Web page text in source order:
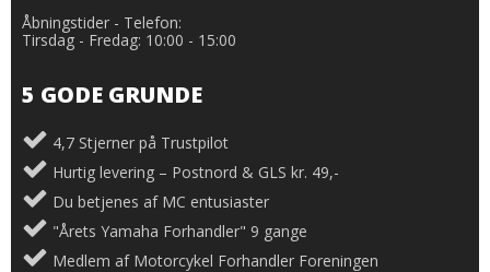
Åbningstider - Telefon:
Tirsdag - Fredag: 10:00 - 15:00
5 GODE GRUNDE
4,7 Stjerner på Trustpilot
Hurtig levering – Postnord & GLS kr. 49,-
Du betjenes af MC entusiaster
"Årets Yamaha Forhandler" 9 gange
Medlem af Motorcykel Forhandler Foreningen